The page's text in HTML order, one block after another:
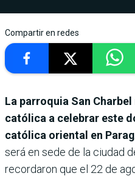
Compartir en redes
La parroquia San
católica a celebrar este
católica oriental en
será en sede de la ciudad
recordaron que el 22 de